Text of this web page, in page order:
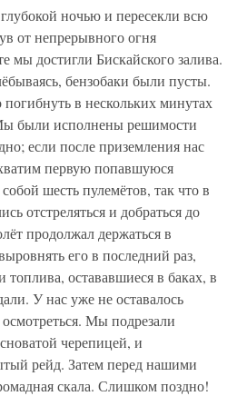
ночью и пересекли всю
от непрерывного огня
мы достигли Бискайского залива.
бензобаки были пусты.
в нескольких минутах
были исполнены решимости
если после приземления нас
первую попавшуюся
шесть пулемётов, так что в
отстреляться и добраться до
продолжал держаться в
его в последний раз,
топлива, остававшиеся в баках, в
У нас уже не оставалось
Мы подрезали
черепицей, и
рейд. Затем перед нашими
скала. Слишком поздно!